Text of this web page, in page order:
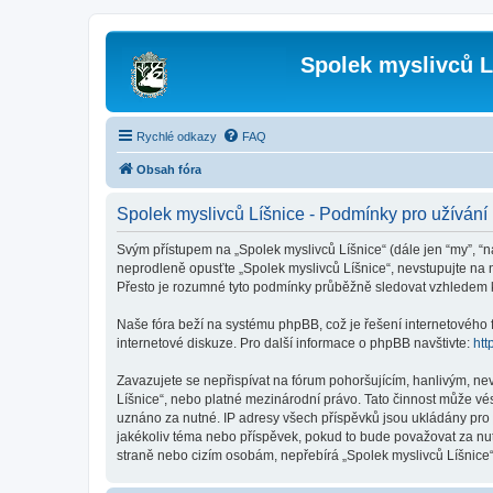
Spolek myslivců
Rychlé odkazy FAQ
Obsah fóra
Spolek myslivců Líšnice - Podmínky pro užívání
Svým přístupem na „Spolek myslivců Líšnice“ (dále jen “my”,
neprodleně opusťte „Spolek myslivců Líšnice“, nevstupujte
Přesto je rozumné tyto podmínky průběžně sledovat
Naše fóra beží na systému phpBB, což je řešení
internetové diskuze. Pro další informace o phpBB navštivte:
Zavazujete se nepřispívat na fórum pohoršujícím, hanlivým,
Líšnice“, nebo platné mezinárodní právo. Tato činnost může
uznáno za nutné. IP adresy všech příspěvků jsou ukládány
jakékoliv téma nebo příspěvek, pokud to bude považovat za
straně nebo cizím osobám, nepřebírá „Spolek myslivců